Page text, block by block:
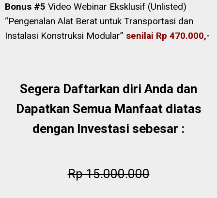
Bonus #5 Video Webinar Eksklusif (Unlisted)
“Pengenalan Alat Berat untuk Transportasi dan
Instalasi Konstruksi Modular” senilai Rp 470.000,-
Segera Daftarkan diri Anda dan
Dapatkan Semua Manfaat diatas
dengan Investasi sebesar :
Rp 15.000.000